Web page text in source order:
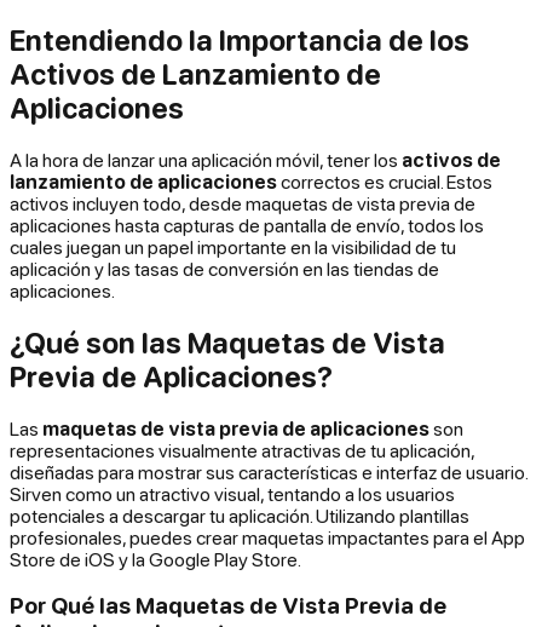
Entendiendo la Importancia de los
Activos de Lanzamiento de
Aplicaciones
A la hora de lanzar una aplicación móvil, tener los activos de
lanzamiento de aplicacionescorrectos es crucial. Estos
activos incluyen todo, desde maquetas de vista previa de
aplicaciones hasta capturas de pantalla de envío, todos los
cuales juegan un papel importante en la visibilidad de tu
aplicación y las tasas de conversión en las tiendas de
aplicaciones.
¿Qué son las Maquetas de Vista
Previa de Aplicaciones?
Las maquetas de vista previa de aplicacionesson
representaciones visualmente atractivas de tu aplicación,
diseñadas para mostrar sus características e interfaz de usuario.
Sirven como un atractivo visual, tentando a los usuarios
potenciales a descargar tu aplicación. Utilizando plantillas
profesionales, puedes crear maquetas impactantes para el App
Store de iOS y la Google Play Store.
Por Qué las Maquetas de Vista Previa de